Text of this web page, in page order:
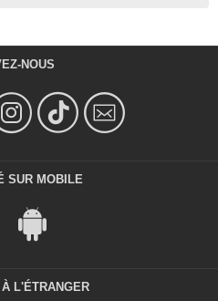
NOUS
SUR MOBILE
L'ÉTRANGER